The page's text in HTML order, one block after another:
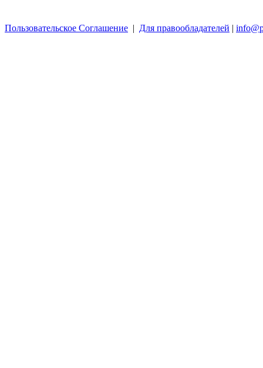
Пользовательское Соглашение | Для правообладателей |